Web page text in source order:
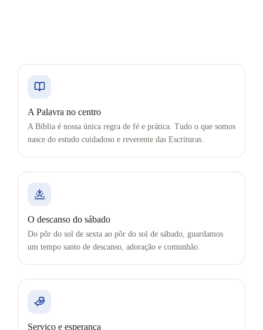
A Palavra no centro
A Bíblia é nossa única regra de fé e prática. Tudo o que somos
nasce do estudo cuidadoso e reverente das Escrituras.
O descanso do sábado
Do pôr do sol de sexta ao pôr do sol de sábado, guardamos
um tempo santo de descanso, adoração e comunhão.
Serviço e esperança